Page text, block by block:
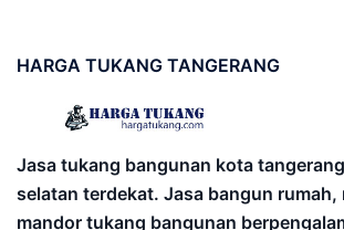
HARGA TUKANG TANGERANG
Jasa tukang bangunan kota
selatan terdekat. Jasa bangun rumah,
mandor tukang bangunan